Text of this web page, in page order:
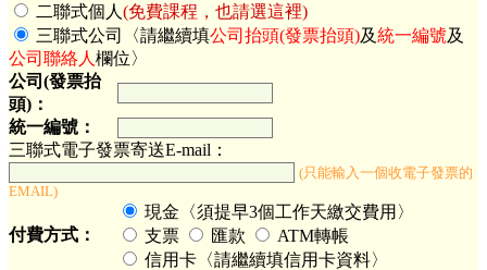
二聯式個人 (免費課程，也請選這裡)
三聯式公司〈請繼續填公司抬頭(發票抬頭)及統一編號及
公司聯絡人 欄位〉
公司(發票抬
頭)：
統一編號：
三聯式電子發票寄送E-mail：
(只能輸入一個收電子發票的
EMAIL)
付費方式：
現金〈須提早3個工作天繳交費用〉
支票
匯款
ATM轉帳
信用卡〈請繼續填信用卡資料〉